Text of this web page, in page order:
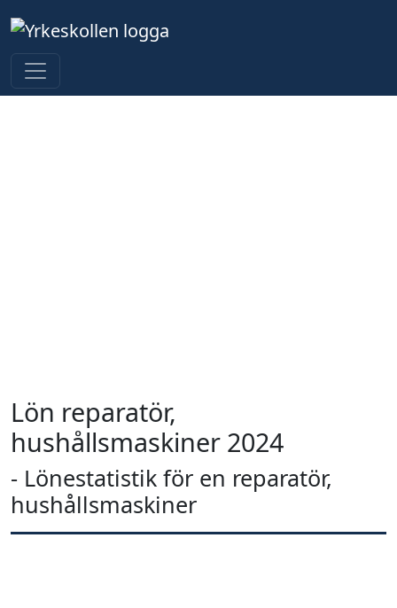
Lön reparatör,
hushållsmaskiner 2024
- Lönestatistik för en reparatör,
hushållsmaskiner